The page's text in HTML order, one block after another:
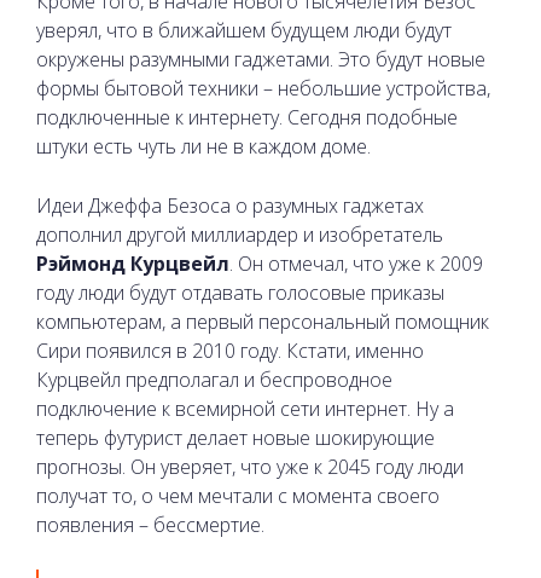
уверял, что в ближайшем будущем люди будут
окружены разумными гаджетами. Это будут новые
формы бытовой техники – небольшие устройства,
подключенные к интернету. Сегодня подобные
штуки есть чуть ли не в каждом доме.
Идеи Джеффа Безоса о разумных гаджетах
дополнил другой миллиардер и изобретатель
Рэймонд Курцвейл. Он отмечал, что уже к 2009
году люди будут отдавать голосовые приказы
компьютерам, а первый персональный помощник
Сири появился в 2010 году. Кстати, именно
Курцвейл предполагал и беспроводное
подключение к всемирной сети интернет. Ну а
теперь футурист делает новые шокирующие
прогнозы. Он уверяет, что уже к 2045 году люди
получат то, о чем мечтали с момента своего
появления – бессмертие.